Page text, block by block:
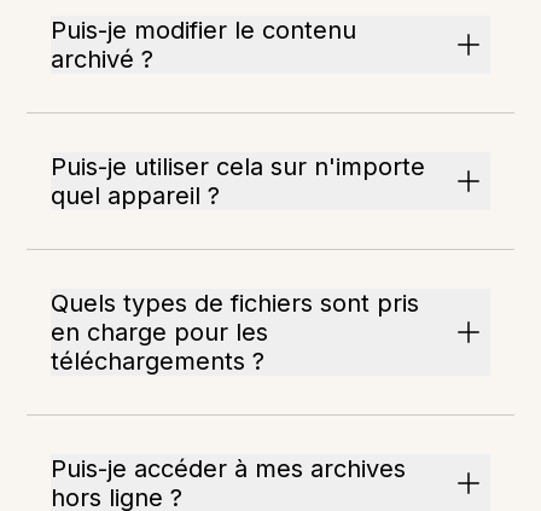
Puis-je modifier le contenu
archivé ?
Puis-je utiliser cela sur n'importe
quel appareil ?
Quels types de fichiers sont pris
en charge pour les
téléchargements ?
Puis-je accéder à mes archives
hors ligne ?